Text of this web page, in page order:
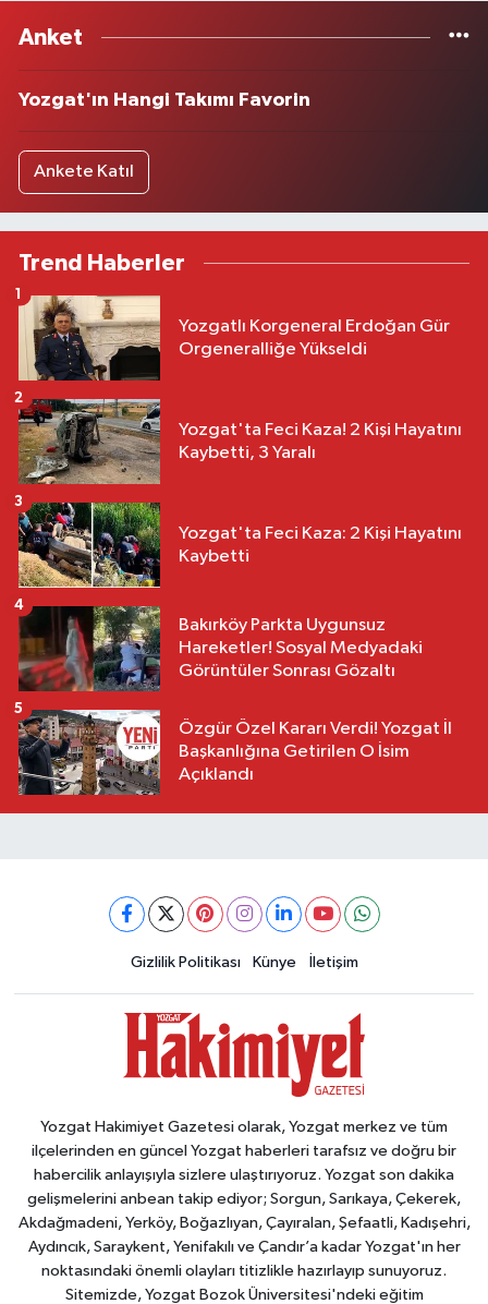
Anket
Yozgat'ın Hangi Takımı Favorin
Ankete Katıl
Trend Haberler
Yozgatlı Korgeneral Erdoğan Gür
Orgeneralliğe Yükseldi
1
Yozgat'ta Feci Kaza! 2 Kişi Hayatını
Kaybetti, 3 Yaralı
2
Yozgat'ta Feci Kaza: 2 Kişi Hayatını
Kaybetti
3
Bakırköy Parkta Uygunsuz
Hareketler! Sosyal Medyadaki
Görüntüler Sonrası Gözaltı
4
Özgür Özel Kararı Verdi! Yozgat İl
Başkanlığına Getirilen O İsim
Açıklandı
5
Gizlilik Politikası Künye İletişim
Yozgat Hakimiyet Gazetesi olarak, Yozgat merkez ve tüm
ilçelerinden en güncel Yozgat haberleri tarafsız ve doğru bir
habercilik anlayışıyla sizlere ulaştırıyoruz. Yozgat son dakika
gelişmelerini anbean takip ediyor; Sorgun, Sarıkaya, Çekerek,
Akdağmadeni, Yerköy, Boğazlıyan, Çayıralan, Şefaatli, Kadışehri,
Aydıncık, Saraykent, Yenifakılı ve Çandır’a kadar Yozgat'ın her
noktasındaki önemli olayları titizlikle hazırlayıp sunuyoruz.
Sitemizde, Yozgat Bozok Üniversitesi'ndeki eğitim